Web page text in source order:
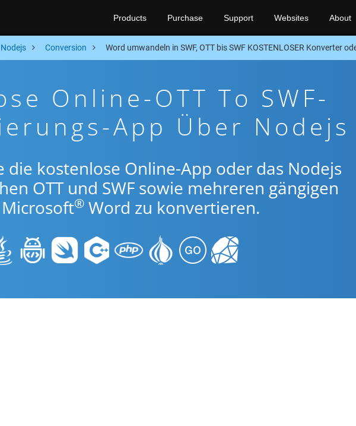
Products Purchase Support Websites About
Nodejs Conversion Word umwandeln in SWF, OTT bis SWF KOSTENLOSER Konverter
Online-OTT To SWF-
App Über Nodejs
die kostenlose Online-App oder das Nodejs
OTT und SWF sowie mehreren gängigen
® Word zu konvertieren.